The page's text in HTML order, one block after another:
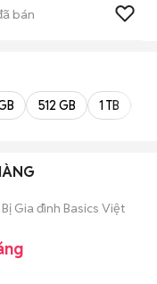
bán
512 GB 1 TB
Gia đình Basics Việt